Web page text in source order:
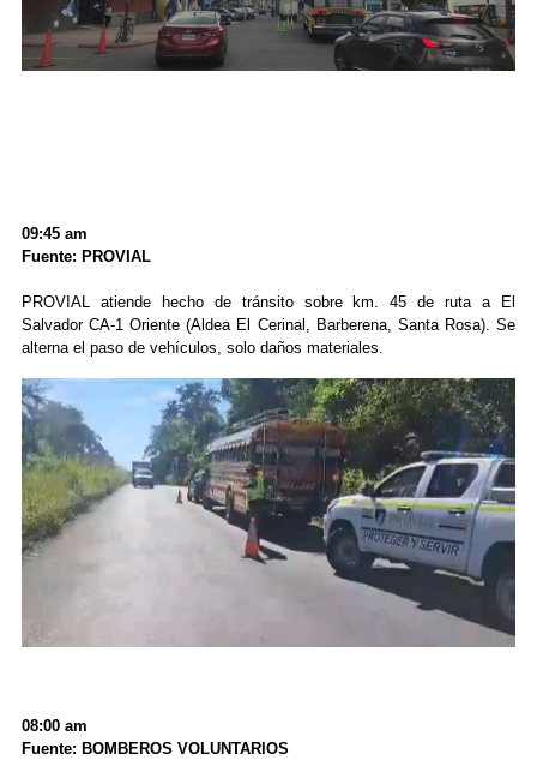
09:45 am
Fuente: PROVIAL
PROVIAL atiende hecho de tránsito sobre km. 45 de ruta a El
Salvador CA-1 Oriente (Aldea El Cerinal, Barberena, Santa Rosa). Se
alterna el paso de vehículos, solo daños materiales.
08:00 am
Fuente: BOMBEROS VOLUNTARIOS